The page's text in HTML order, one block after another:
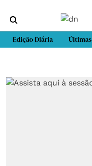
Edição Diária Últimas